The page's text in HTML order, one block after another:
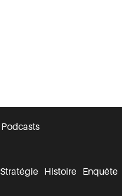
Podcasts
Stratégie Histoire Enquête